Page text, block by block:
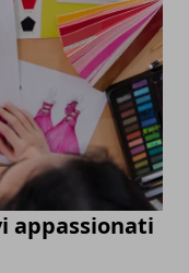
appassionati